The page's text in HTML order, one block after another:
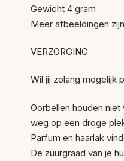
Gewicht 4 gram
Meer afbeeldingen
VERZORGING
Wil jij zolang mogelijk
Oorbellen houden
weg op een droge
Parfum en haarlak
De zuurgraad van je